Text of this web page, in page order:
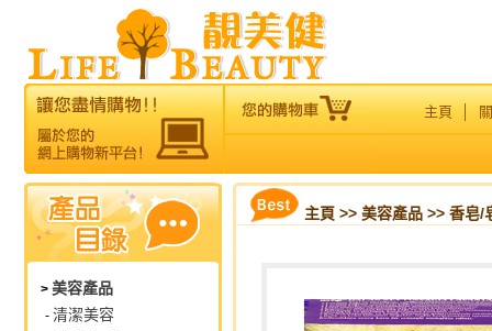
主頁│
> 美容產品
- 清潔美容
主頁 >> 美容產品 >> 香皂/